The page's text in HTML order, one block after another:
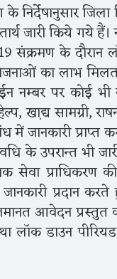
के निर्देषानुसार
किये गये हैं।
संक्रमण के
योजनाओं का लाभ
पर कोई भी
खा़द्य सामग्री,
जानकारी प्राप्त
के उपरान्त भी
सेवा प्राधिकरण
प्रदान
आवेदन प्रस्तुत
लाॅक डाउन